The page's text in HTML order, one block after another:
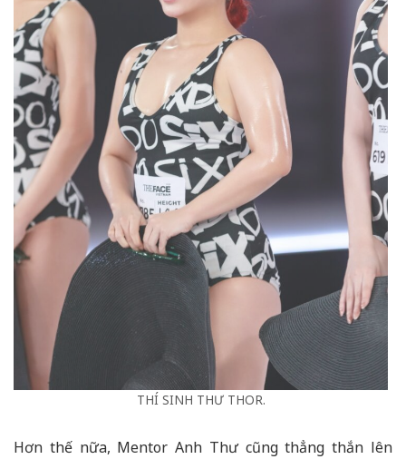
THÍ SINH THƯ THOR.
Hơn thế nữa, Mentor Anh Thư cũng thẳng thắn lên